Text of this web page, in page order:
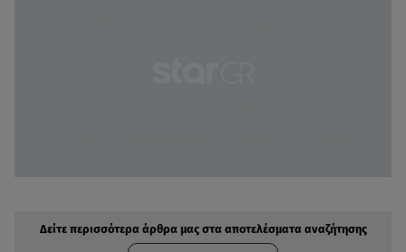
Δείτε περισσότερα άρθρα μας στα αποτελέσματα αναζήτησης